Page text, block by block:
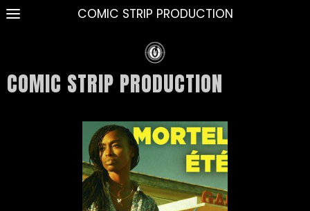
COMIC STRIP PRODUCTION
COMIC STRIP PRODUCTION